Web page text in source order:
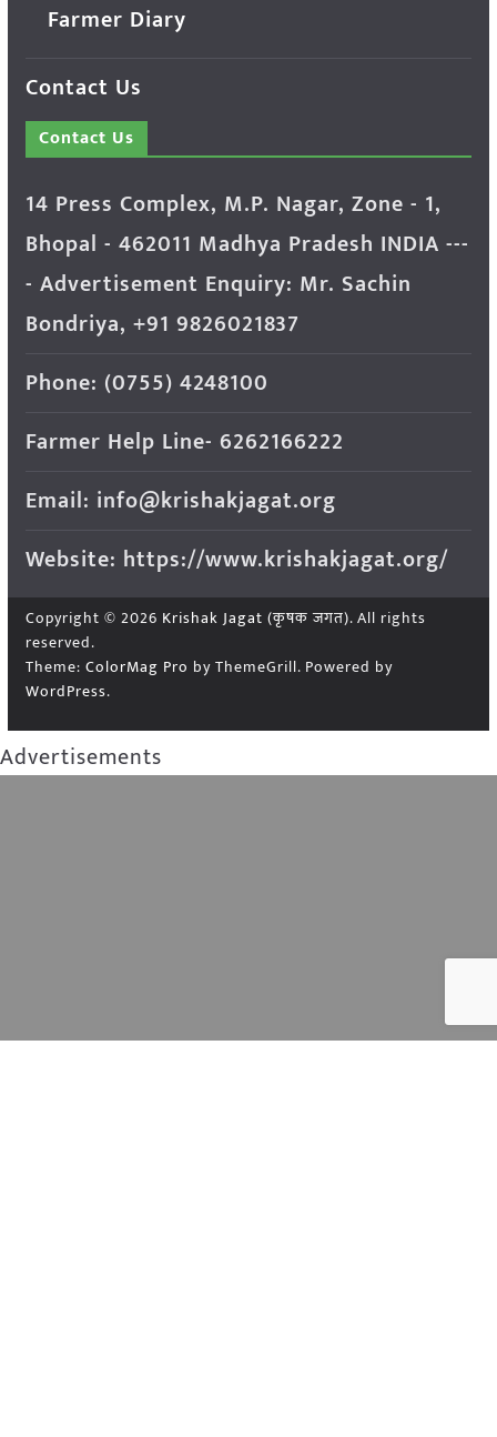
Farmer Diary
Contact Us
Contact Us
14 Press Complex, M.P. Nagar, Zone - 1,
Bhopal - 462011 Madhya Pradesh INDIA ---
- Advertisement Enquiry: Mr. Sachin
Bondriya, +91 9826021837
Phone: (0755) 4248100
Farmer Help Line- 6262166222
Email: info@krishakjagat.org
Website: https://www.krishakjagat.org/
Copyright © 2026 Krishak Jagat (कृषक जगत). All rights
reserved.
Theme: ColorMag Pro by ThemeGrill. Powered by
WordPress.
Advertisements